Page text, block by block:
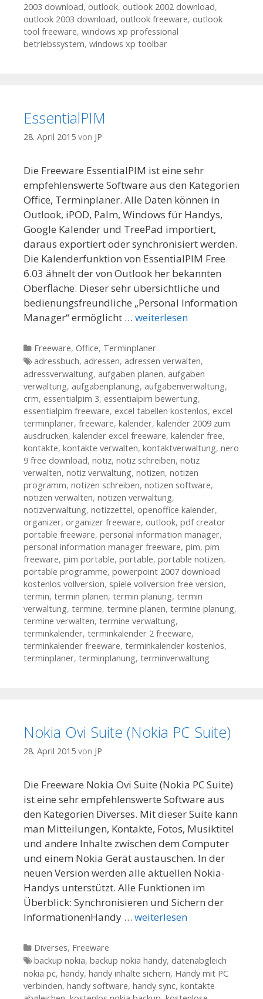
2003 download, outlook, outlook 2002 download,
outlook 2003 download, outlook freeware, outlook
tool freeware, windows xp professional
betriebssystem, windows xp toolbar
EssentialPIM
28. April 2015 von JP
Die Freeware EssentialPIM ist eine sehr
empfehlenswerte Software aus den Kategorien
Office, Terminplaner. Alle Daten können in
Outlook, iPOD, Palm, Windows für Handys,
Google Kalender und TreePad importiert,
daraus exportiert oder synchronisiert werden.
Die Kalenderfunktion von EssentialPIM Free
6.03 ähnelt der von Outlook her bekannten
Oberfläche. Dieser sehr übersichtliche und
bedienungsfreundliche „Personal Information
Manager“ ermöglicht … weiterlesen
Kategorien
Freeware, Office, Terminplaner
Tags
adressbuch, adressen, adressen verwalten,
adressverwaltung, aufgaben planen, aufgaben
verwaltung, aufgabenplanung, aufgabenverwaltung,
crm, essentialpim 3, essentialpim bewertung,
essentialpim freeware, excel tabellen kostenlos, excel
terminplaner, freeware, kalender, kalender 2009 zum
ausdrucken, kalender excel freeware, kalender free,
kontakte, kontakte verwalten, kontaktverwaltung, nero
9 free download, notiz, notiz schreiben, notiz
verwalten, notiz verwaltung, notizen, notizen
programm, notizen schreiben, notizen software,
notizen verwalten, notizen verwaltung,
notizverwaltung, notizzettel, openoffice kalender,
organizer, organizer freeware, outlook, pdf creator
portable freeware, personal information manager,
personal information manager freeware, pim, pim
freeware, pim portable, portable, portable notizen,
portable programme, powerpoint 2007 download
kostenlos vollversion, spiele vollversion free version,
termin, termin planen, termin planung, termin
verwaltung, termine, termine planen, termine planung,
termine verwalten, termine verwaltung,
terminkalender, terminkalender 2 freeware,
terminkalender freeware, terminkalender kostenlos,
terminplaner, terminplanung, terminverwaltung
Nokia Ovi Suite (Nokia PC Suite)
28. April 2015 von JP
Die Freeware Nokia Ovi Suite (Nokia PC Suite)
ist eine sehr empfehlenswerte Software aus
den Kategorien Diverses. Mit dieser Suite kann
man Mitteilungen, Kontakte, Fotos, Musiktitel
und andere Inhalte zwischen dem Computer
und einem Nokia Gerät austauschen. In der
neuen Version werden alle aktuellen Nokia-
Handys unterstützt. Alle Funktionen im
Überblick: Synchronisieren und Sichern der
InformationenHandy … weiterlesen
Kategorien
Diverses, Freeware
Tags
backup nokia, backup nokia handy, datenabgleich
nokia pc, handy, handy inhalte sichern, Handy mit PC
verbinden, handy software, handy sync, kontakte